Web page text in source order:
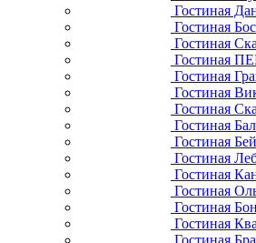
Гостиная
Гостиная
Гостиная
Гостиная
Гостиная
Гостиная
Гостиная
Гостиная
Гостиная
Гостиная
Гостиная
Гостиная
Гостиная
Гостиная
Гостиная